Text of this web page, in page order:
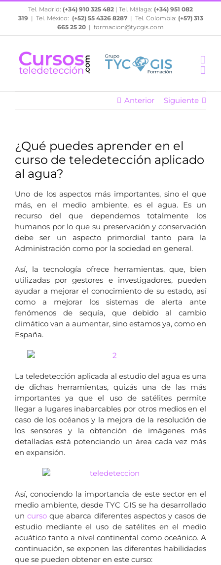
Saltar
Tel. Madrid: (+34) 910 325 482 | Tel. Málaga: (+34) 951 082
319 | Tel. México: (+52) 55 4326 8287| Tel. Colombia: (+57) 313
665 25 20 | formacion@tycgis.com
Anterior Siguiente
¿Qué puedes aprender en el
curso de teledetección aplicado
al agua?
Uno de los aspectos más importantes, sino el que
más, en el medio ambiente, es el agua. Es un
recurso del que dependemos totalmente los
humanos por lo que su preservación y conservación
debe ser un aspecto primordial tanto para la
Administración como por la sociedad en general.
Así, la tecnología ofrece herramientas, que, bien
utilizadas por gestores e investigadores, pueden
ayudar a mejorar el conocimiento de su estado, así
como a mejorar los sistemas de alerta ante
fenómenos de sequía, que debido al cambio
climático van a aumentar, sino estamos ya, como en
España.
La teledetección aplicada al estudio del agua es una
de dichas herramientas, quizás una de las más
importantes ya que el uso de satélites permite
llegar a lugares inabarcables por otros medios en el
caso de los océanos y la mejora de la resolución de
los sensores y la obtención de imágenes más
detalladas está potenciando un área cada vez más
en expansión.
Así, conociendo la importancia de este sector en el
medio ambiente, desde TYC GIS se ha desarrollado
uncurso que abarca diferentes aspectos y casos de
estudio mediante el uso de satélites en el medio
acuático tanto a nivel continental como oceánico. A
continuación, se exponen las diferentes habilidades
que se pueden obtener en este curso: